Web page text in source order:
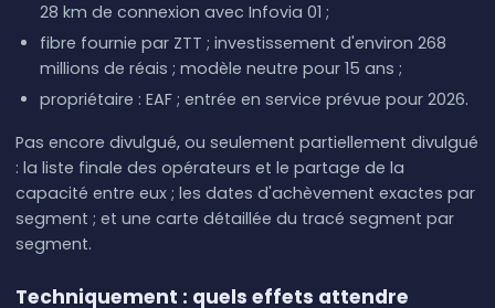
28 km de connexion avec Infovia 01 ;
fibre fournie par ZTT ; investissement d'environ 268
millions de réais ; modèle neutre pour 15 ans ;
propriétaire : EAF ; entrée en service prévue pour 2026.
Pas encore divulgué, ou seulement partiellement divulgué
: la liste finale des opérateurs et le partage de la
capacité entre eux ; les dates d'achèvement exactes par
segment ; et une carte détaillée du tracé segment par
segment.
Techniquement : quels effets attendre